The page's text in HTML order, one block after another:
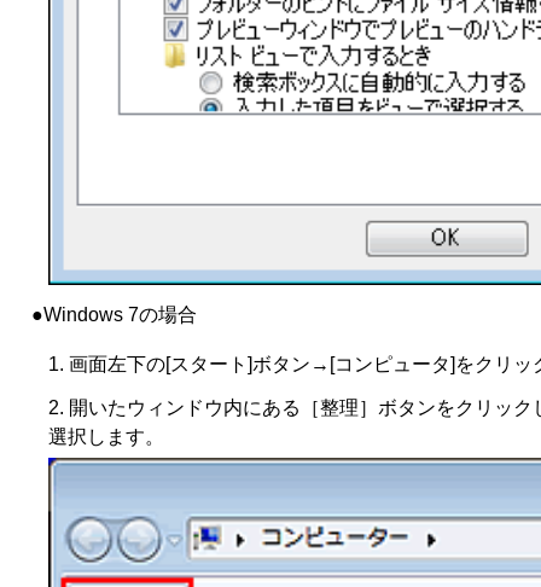
●Windows 7の場合
画面左下の[スタート]ボタン→[コンピュータ]をクリッ
開いたウィンドウ内にある［整理］ボタンをクリッ
選択します。